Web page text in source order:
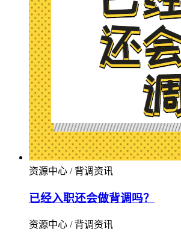
资源中心 / 背调资讯
已经入职还会做背调吗？
资源中心 / 背调资讯